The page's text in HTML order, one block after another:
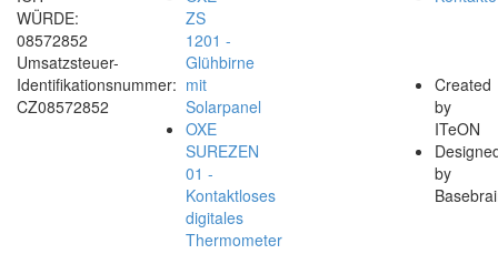
WÜRDE:
08572852
Umsatzsteuer-
Identifikationsnummer:
CZ08572852
ZS
1201 -
Glühbirne
mit
Solarpanel
OXE
SUREZEN
01 -
Kontaktloses
digitales
Thermometer
Created
by
ITeON
by